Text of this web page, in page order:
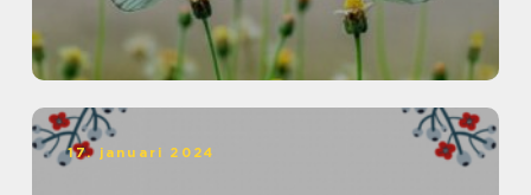
17. januari 2024